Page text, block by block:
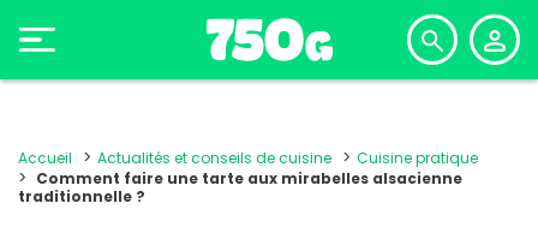
Accueil Actualités et conseils de cuisine
Cuisine pratique
Comment faire une tarte aux mirabelles alsacienne
traditionnelle ?